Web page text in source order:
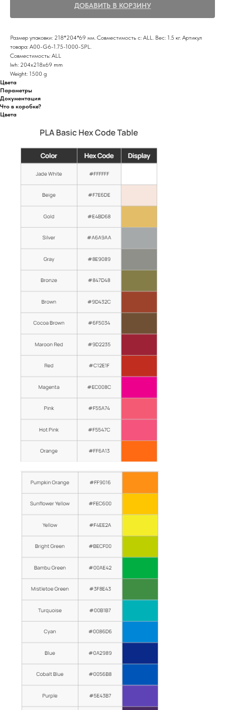
ДОБАВИТЬ В КОРЗИНУ
Размер упаковки: 218*204*69 мм. Совместимость с: ALL. Вес: 1.5 кг. Артикул
товара: A00-G6-1.75-1000-SPL.
Совместимость: ALL
lwh: 204x218x69 mm
Weight: 1500 g
Цвета
Параметры
Документация
Что в коробке?
Цвета